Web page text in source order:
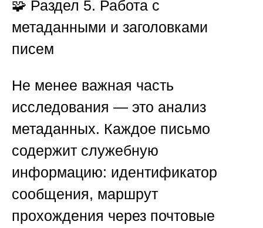
🧩 Раздел 5. Работа с
метаданными и заголовками
писем
Не менее важная часть
исследования — это анализ
метаданных. Каждое письмо
содержит служебную
информацию: идентификатор
сообщения, маршрут
прохождения через почтовые